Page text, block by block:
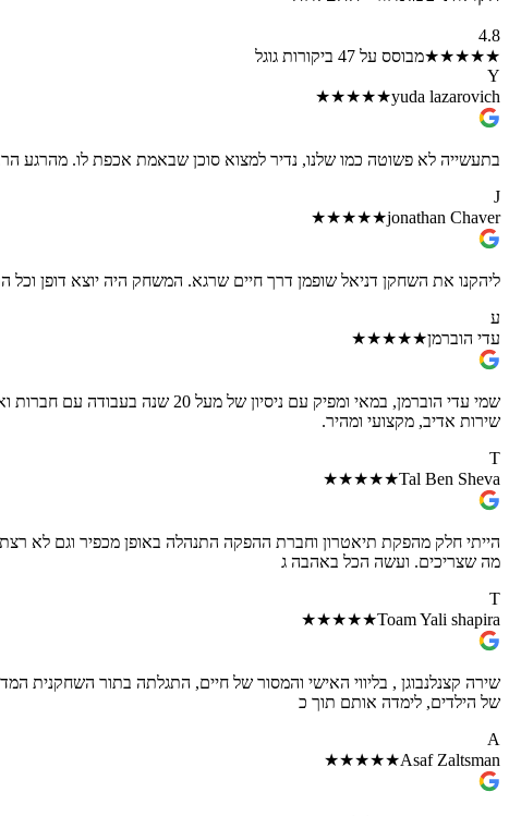
4.8
★★★★★מבוסס על 47 ביקורות גוגל
Y
yuda lazarovich
★★★★★
בתעשייה לא פשוטה כמו שלנו, נדיר למצוא סוכן שבאמת אכפת לו. מהרגע
J
jonathan Chaver
★★★★★
ליהקנו את השחקן דניאל שופמן דרך חיים שרגא. המשחק היה יוצא דופן וכל
ע
עדי הוברמן★★★★★
שירות אדיב, מקצועי ומהיר.
T
Tal Ben Sheva
★★★★★
הייתי חלק מהפקת תיאטרון וחברת ההפקה התנהלה באופן מכפיר וגם לא
מה שצריכים. ועשה הכל באהבה ג
T
Toam Yali shapira
★★★★★
שירה קצנלנבוגן , בליווי האישי והמסור של חיים, התגלתה בתור השחקנית
של הילדים, לימדה אותם תוך כ
A
Asaf Zaltsman
★★★★★